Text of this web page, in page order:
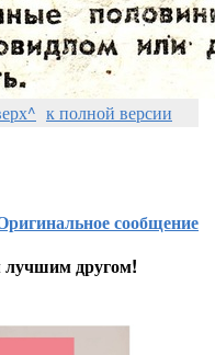
к полной версии
сообщение
другом!